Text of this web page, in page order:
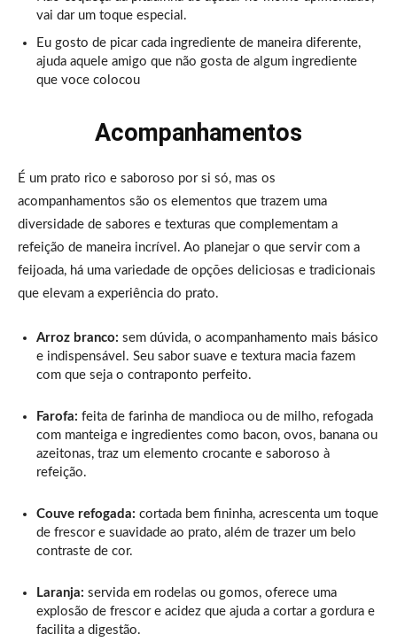
vai dar um toque especial.
Eu gosto de picar cada ingrediente de maneira diferente,
ajuda aquele amigo que não gosta de algum ingrediente
que voce colocou
Acompanhamentos
É um prato rico e saboroso por si só, mas os
acompanhamentos são os elementos que trazem uma
diversidade de sabores e texturas que complementam a
refeição de maneira incrível. Ao planejar o que servir com a
feijoada, há uma variedade de opções deliciosas e tradicionais
que elevam a experiência do prato.
Arroz branco: sem dúvida, o acompanhamento mais básico
e indispensável. Seu sabor suave e textura macia fazem
com que seja o contraponto perfeito.
Farofa: feita de farinha de mandioca ou de milho, refogada
com manteiga e ingredientes como bacon, ovos, banana ou
azeitonas, traz um elemento crocante e saboroso à
refeição.
Couve refogada: cortada bem fininha, acrescenta um toque
de frescor e suavidade ao prato, além de trazer um belo
contraste de cor.
Laranja: servida em rodelas ou gomos, oferece uma
explosão de frescor e acidez que ajuda a cortar a gordura e
facilita a digestão.